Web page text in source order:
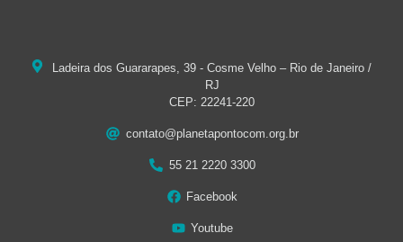
Ladeira dos Guararapes, 39 - Cosme Velho – Rio de Janeiro /
RJ
CEP: 22241-220
contato@planetapontocom.org.br
55 21 2220 3300
Facebook
Youtube